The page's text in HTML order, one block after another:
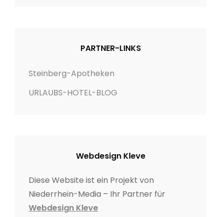
PARTNER-LINKS
Steinberg-Apotheken
URLAUBS-HOTEL-BLOG
Webdesign Kleve
Diese Website ist ein Projekt von
Niederrhein-Media – Ihr Partner für
Webdesign Kleve